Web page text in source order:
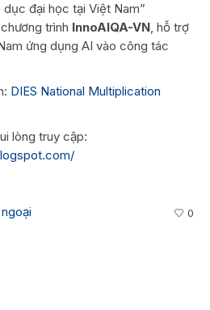
đại học tại Việt Nam”
trình InnoAIQA-VN, hỗ trợ
ứng dụng AI vào công tác
DIES National Multiplication
lòng truy cập:
0